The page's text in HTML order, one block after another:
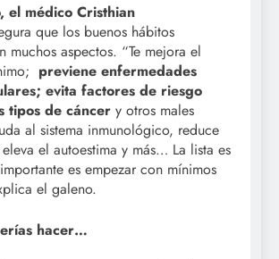
el médico Cristhian
que los buenos hábitos
muchos aspectos. “Te mejora el
previene enfermedades
evita factores de riesgo
tipos de cáncer y otros males
al sistema inmunológico, reduce
el autoestima y más… La lista es
es empezar con mínimos
el galeno.
hacer…